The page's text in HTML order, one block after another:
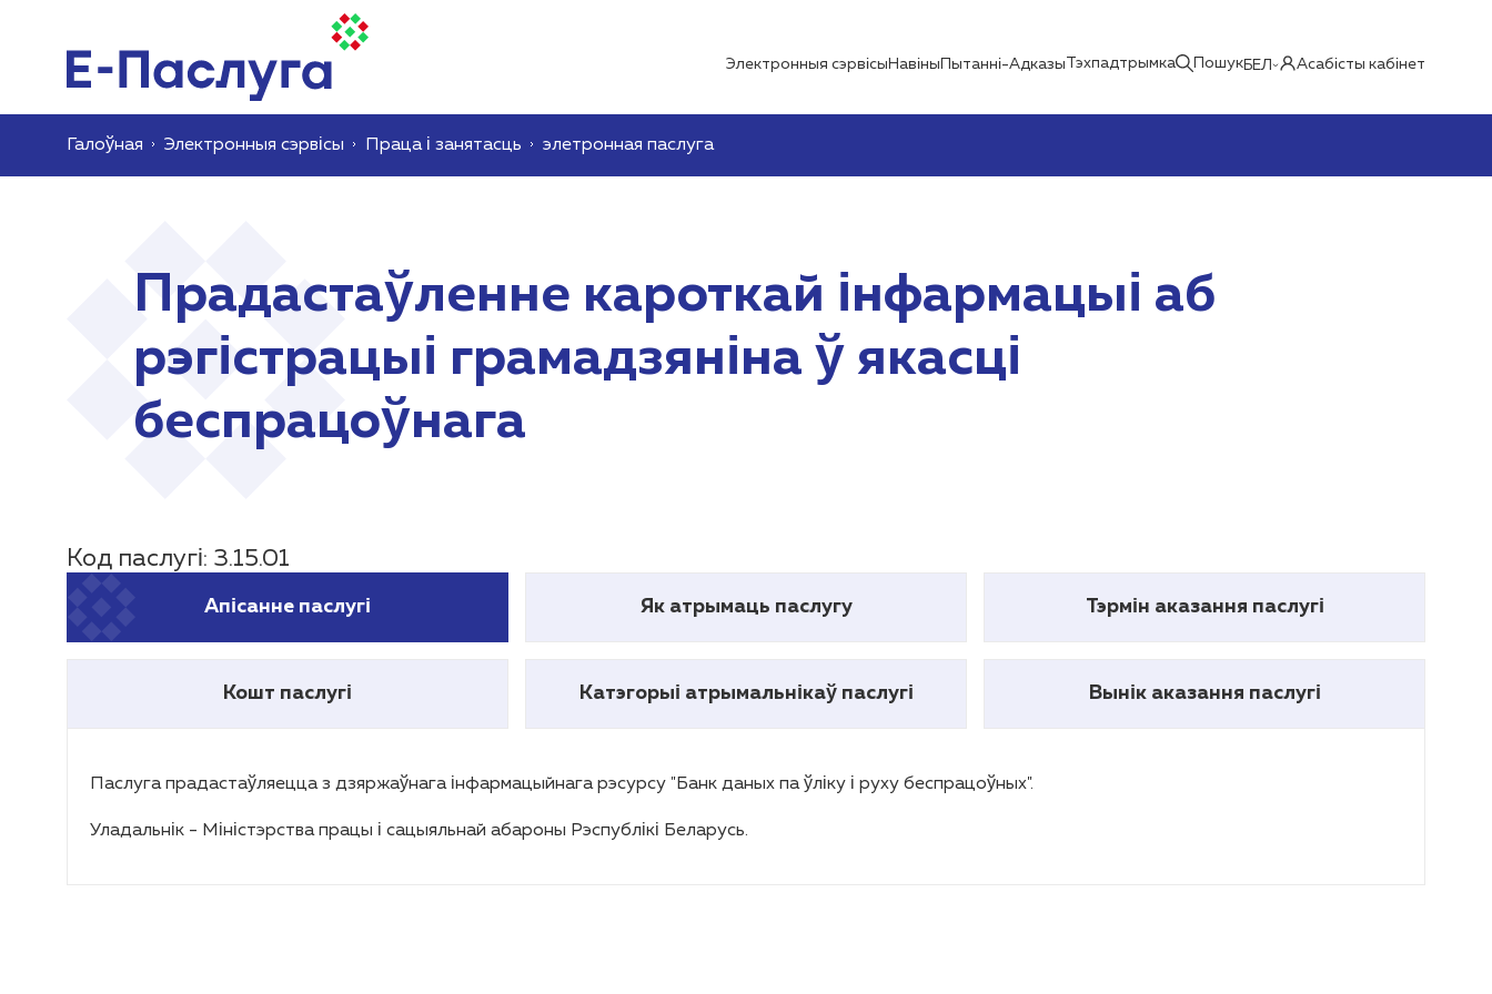
Электронныя сэрвісы Навіны Пытанні-Адказы Тэхпадтрымка ПошукБЕЛ Асабісты кабінет
Галоўная Электронныя сэрвісы Праца і занятасць элетронная паслуга
Прадастаўленне кароткай інфармацыі аб
рэгістрацыі грамадзяніна ў якасці
беспрацоўнага
Код паслугі: 3.15.01
Апісанне паслугі Як атрымаць паслугу Тэрмін аказання паслугі
Кошт паслугі Катэгорыі атрымальнікаў паслугі Вынік аказання паслугі
Паслуга прадастаўляецца з дзяржаўнага інфармацыйнага рэсурсу "Банк даных па ўліку і руху беспрацоўных".
Уладальнік - Міністэрства працы і сацыяльнай абароны Рэспублікі Беларусь.